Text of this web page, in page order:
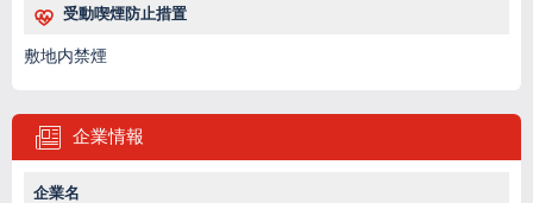
受動喫煙防止措置
敷地内禁煙
企業情報
企業名